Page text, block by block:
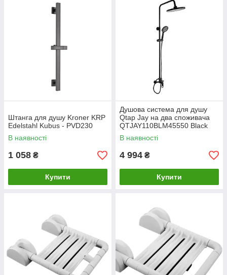
Штанга для душу Kroner KRP
Edelstahl Kubus - PVD230
В наявності
1 058 ₴
Купити
Душова система для душу
Qtap Jay на два споживача
QTJAY110BLM45550 Black
Matt
В наявності
4 994 ₴
Купити